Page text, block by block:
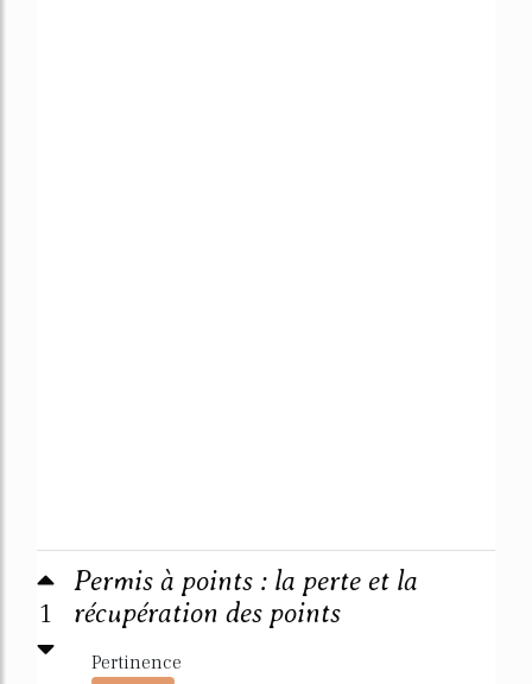
1
Permis à points : la perte et la
récupération des points
Pertinence